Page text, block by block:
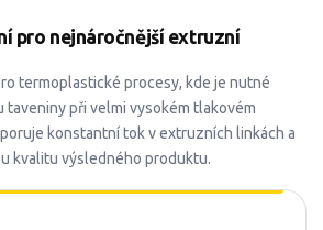
pro nejnáročnější extruzní
termoplastické procesy, kde je nutné
taveniny při velmi vysokém tlakovém
konstantní tok v extruzních linkách a
kvalitu výsledného produktu.